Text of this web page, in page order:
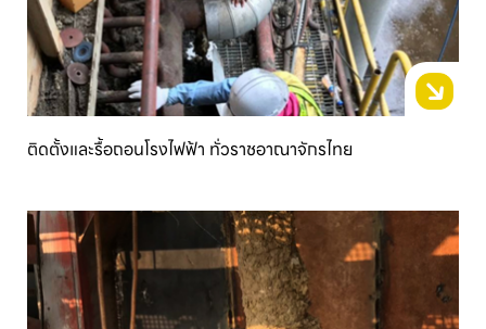
ติดตั้งและรื้อถอนโรงไฟฟ้า ทั่วราชอาณาจักรไทย